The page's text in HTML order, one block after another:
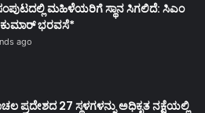
ಮಹಿಳೆಯರಿಗೆ ಸ್ಥಾನ ಸಿಗಲಿದೆ: ಸಿಎಂ
ಭರವಸೆ*
ago
ಪ್ರದೇಶದ 27 ಸ್ಥಳಗಳನ್ನು ಅಧಿಕೃತ ನಕ್ಷೆಯಲ್ಲಿ